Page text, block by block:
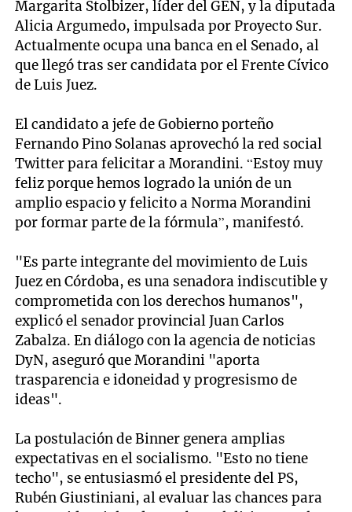
Margarita Stolbizer, líder del GEN, y la diputada
Alicia Argumedo, impulsada por Proyecto Sur.
Actualmente ocupa una banca en el Senado, al
que llegó tras ser candidata por el Frente Cívico
de Luis Juez.
El candidato a jefe de Gobierno porteño
Fernando Pino Solanas aprovechó la red social
Twitter para felicitar a Morandini. “Estoy muy
feliz porque hemos logrado la unión de un
amplio espacio y felicito a Norma Morandini
por formar parte de la fórmula”, manifestó.
"Es parte integrante del movimiento de Luis
Juez en Córdoba, es una senadora indiscutible y
comprometida con los derechos humanos",
explicó el senador provincial Juan Carlos
Zabalza. En diálogo con la agencia de noticias
DyN, aseguró que Morandini "aporta
trasparencia e idoneidad y progresismo de
ideas".
La postulación de Binner genera amplias
expectativas en el socialismo. "Esto no tiene
techo", se entusiasmó el presidente del PS,
Rubén Giustiniani, al evaluar las chances para